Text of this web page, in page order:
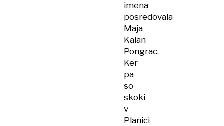
imena
posredovala
Maja
Kalan
Pongrac.
Ker
pa
so
skoki
v
Planici